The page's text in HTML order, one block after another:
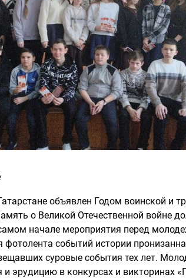
объявлен Годом воинской и
о Великой Отечественной войне
начале мероприятия перед
фотолента событий истории
суровые события тех лет.
и эрудицию в конкурсах и викторинах